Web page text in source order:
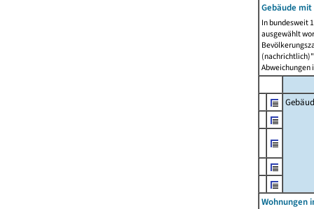
Gebäude
In bundesweit
ausgewählt
Abweichungen
Wohnungen